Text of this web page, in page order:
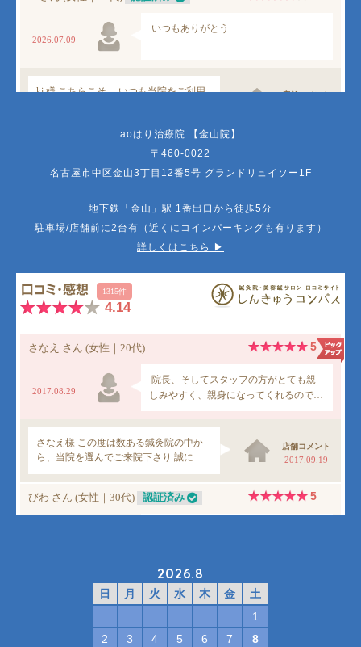
aoはり治療院 【金山院】
〒460-0022
名古屋市中区金山3丁目12番5号 グランドリュイソー1F
地下鉄「金山」駅 1番出口から徒歩5分
駐車場/店舗前に2台有（近くにコインパーキングも有ります）
詳しくはこちら ▶︎
2026.8
日 月 火 水 木 金
土
1
2
3 4 5 6 7
8